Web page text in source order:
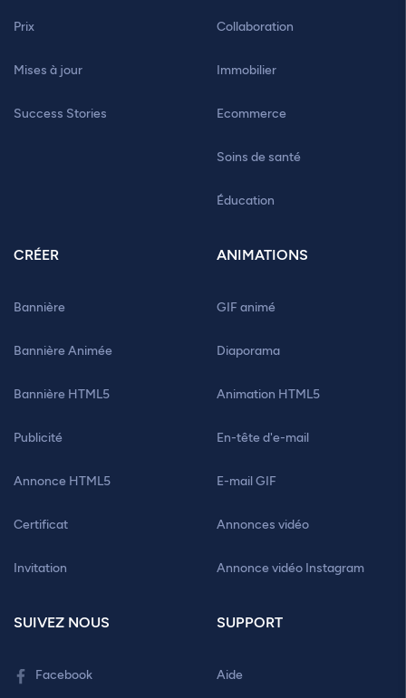
Prix
Mises à jour
Success Stories
Collaboration
Immobilier
Ecommerce
Soins de santé
Éducation
CRÉER
Bannière
Bannière Animée
Bannière HTML5
Publicité
Annonce HTML5
Certificat
Invitation
ANIMATIONS
GIF animé
Diaporama
Animation HTML5
En-tête d'e-mail
E-mail GIF
Annonces vidéo
Annonce vidéo Instagram
SUIVEZ NOUS
Facebook
SUPPORT
Aide